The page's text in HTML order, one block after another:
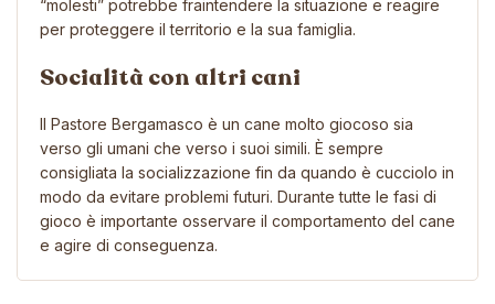
“molesti” potrebbe fraintendere la situazione e reagire
per proteggere il territorio e la sua famiglia.
Socialità con altri cani
Il Pastore Bergamasco è un cane molto giocoso sia
verso gli umani che verso i suoi simili. È sempre
consigliata la socializzazione fin da quando è cucciolo in
modo da evitare problemi futuri. Durante tutte le fasi di
gioco è importante osservare il comportamento del cane
e agire di conseguenza.